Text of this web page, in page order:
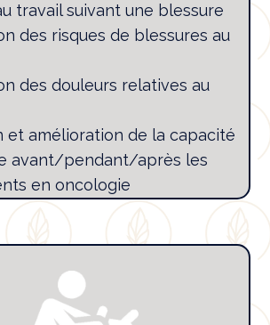
travail suivant une blessure
des risques de blessures au
des douleurs relatives au
et amélioration de la capacité
avant/pendant/après les
en oncologie